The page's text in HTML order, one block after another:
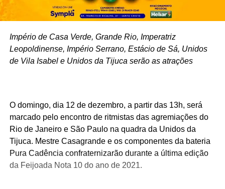
Império de Casa Verde, Grande Rio, Imperatriz
Leopoldinense, Império Serrano, Estácio de Sá, Unidos
de Vila Isabel e Unidos da Tijuca serão as atrações
O domingo, dia 12 de dezembro, a partir das 13h, será
marcado pelo encontro de ritmistas das agremiações do
Rio de Janeiro e São Paulo na quadra da Unidos da
Tijuca. Mestre Casagrande e os componentes da bateria
Pura Cadência confraternizarão durante a última edição
da Feijoada Nota 10 do ano de 2021.